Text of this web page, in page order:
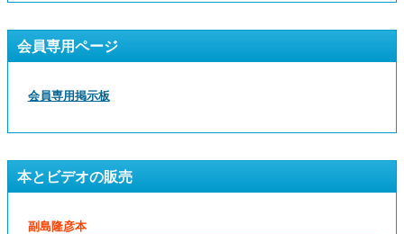
会員専用ページ
会員専用掲示板
本とビデオの販売
副島隆彦本